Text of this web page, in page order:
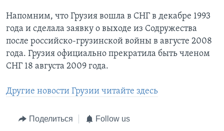
Напомним, что Грузия вошла в СНГ в декабре 1993
года и сделала заявку о выходе из Содружества
после российско-грузинской войны в августе 2008
года. Грузия официально прекратила быть членом
СНГ 18 августа 2009 года.
Другие новости Грузии читайте здесь
Поделиться Follow us